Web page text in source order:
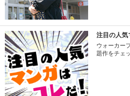
注目の人気
ウォーカー
題作をチェ